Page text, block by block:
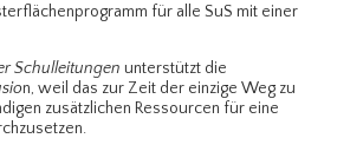
für alle SuS mit einer
Schulleitungen unterstützt die
n, weil das zur Zeit der einzige Weg zu
zusätzlichen Ressourcen für eine